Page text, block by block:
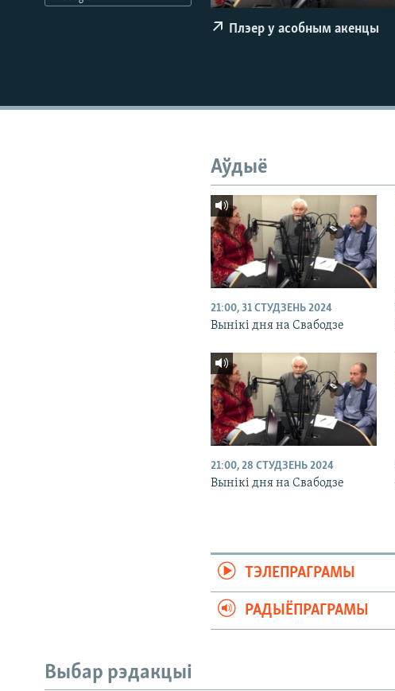
Плэер у асобным акенцы
Аўдыё
21:00, 31 СТУДЗЕНЬ 2024
Вынікі дня на Свабодзе
21:00, 28 СТУДЗЕНЬ 2024
Вынікі дня на Свабодзе
ТЭЛЕПРАГРАМЫ
РАДЫЁПРАГРАМЫ
Выбар рэдакцыі